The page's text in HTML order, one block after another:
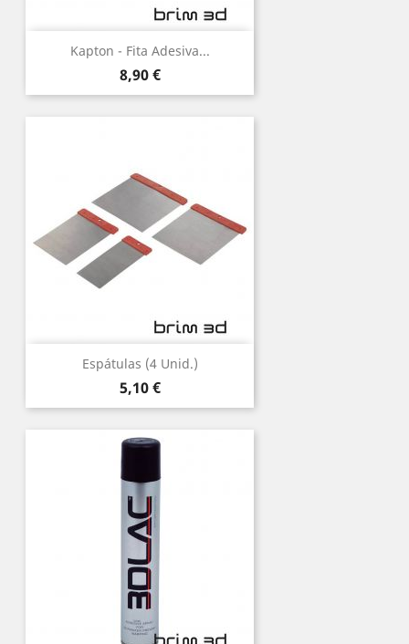
Kapton - Fita Adesiva...
Preço
8,90 €
Espátulas (4 Unid.)
Preço
5,10 €